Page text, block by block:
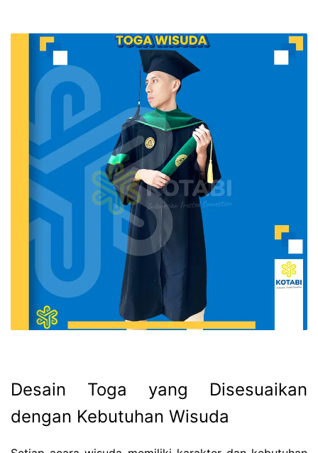
Desain Toga yang Disesuaikan
dengan Kebutuhan Wisuda